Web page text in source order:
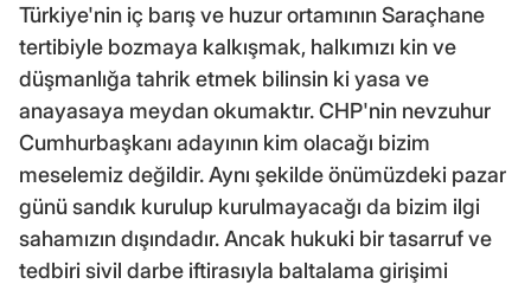
Türkiye'nin iç barış ve huzur ortamının Saraçhane
tertibiyle bozmaya kalkışmak, halkımızı kin ve
düşmanlığa tahrik etmek bilinsin ki yasa ve
anayasaya meydan okumaktır. CHP'nin nevzuhur
Cumhurbaşkanı adayının kim olacağı bizim
meselemiz değildir. Aynı şekilde önümüzdeki pazar
günü sandık kurulup kurulmayacağı da bizim ilgi
sahamızın dışındadır. Ancak hukuki bir tasarruf ve
tedbiri sivil darbe iftirasıyla baltalama girişimi